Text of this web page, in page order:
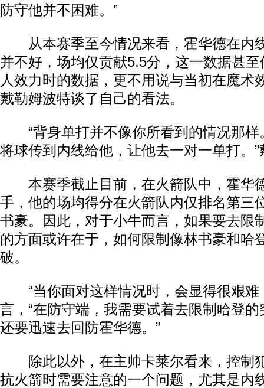
防守他并不困难。”
从本赛季至今情况来看，霍华德在内
并不好，场均仅贡献5.5分，这一数据甚
人效力时的数据，更不用说与当初在魔术
戴勒姆波特谈了自己的看法。
“背身单打并不像你所看到的情况那样
将球传到内线给他，让他去一对一单打。
本赛季截止目前，在火箭队中，霍华
手，他的场均得分在火箭队内仅排名第三
书豪。因此，对于小牛而言，如果要去限
的方面或许在于，如何限制像林书豪和哈
破。
“当你面对这样情况时，会显得很艰难
言，“在防守端，我需要试着去限制哈登
还要迅速去回防霍华德。”
除此以外，在主帅卡莱尔看来，控制
抗火箭时需要注意的一个问题，尤其是内